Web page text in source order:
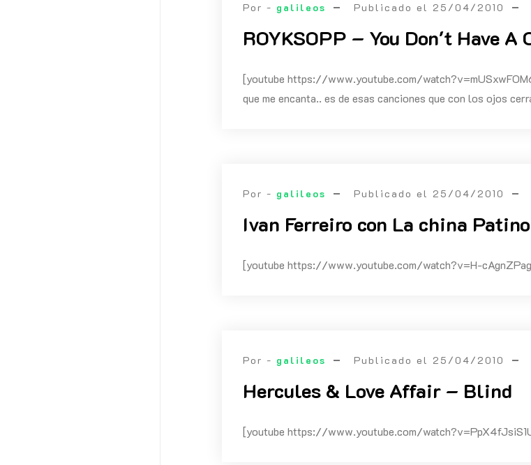
Por - galileos Publicado el 25/04/2010
ROYKSOPP – You Don't Have A
[youtube https://www.youtube.com/
que me encanta.. es de esas canciones que con los ojos
Por - galileos Publicado el 25/04/2010
Ivan Ferreiro con La china
[youtube https://www.youtube.com/watch?v=H-
Por - galileos Publicado el 25/04/2010
Hercules & Love Affair – Blind
[youtube https://www.youtube.com/